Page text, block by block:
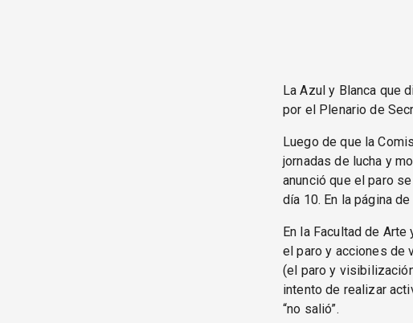
La Azul y Blanca que
por el Plenario de
Luego de que la
jornadas de lucha y
anunció que el paro
día 10. En la página
En la Facultad de
el paro y acciones de
(el paro y
intento de realizar
“no salió”.